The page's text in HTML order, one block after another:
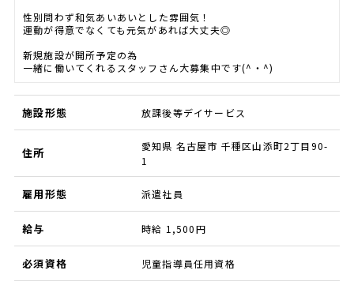
性別問わず和気あいあいとした雰囲気！
運動が得意でなくても元気があれば大丈夫◎
新規施設が開所予定の為
一緒に働いてくれるスタッフさん大募集中です(^・^)
施設形態 放課後等デイサービス
住所
愛知県 名古屋市 千種区山添町2丁目90-
1
雇用形態 派遣社員
給与 時給 1,500円
必須資格 児童指導員任用資格